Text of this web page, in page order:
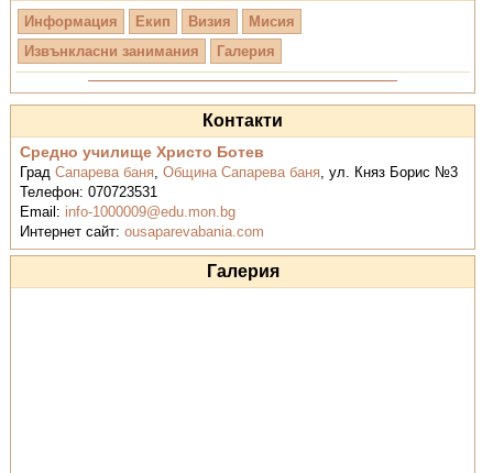
Информация Екип Визия
Мисия
Извънкласни занимания
Галерия
Контакти
Средно училище Христо Ботев
ГрадСапарева баня,Община Сапарева баня,ул. Княз Борис №3
Телефон:070723531
Email: info-1000009@edu.mon.bg
Интернет сайт:ousaparevabania.com
Галерия